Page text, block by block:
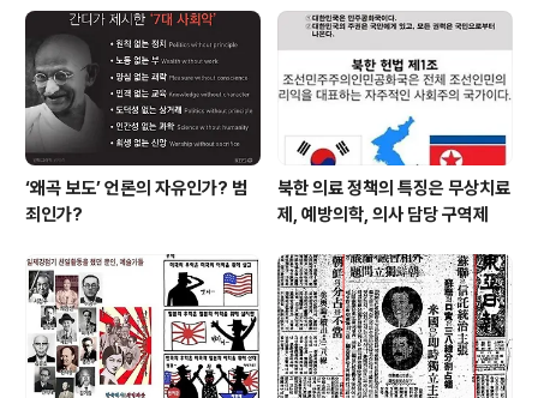
롬에 휩싸여 있다. '올바른 역사교과서'를 만들겠다고 한다.
지금까지 검인정 교과서는 김일성의 주체사상을 배우고 있
어 '국가와 국민의 미래를 위해서…' 역사교과서를 검인정
이 아닌 국정제로 바꾸어야 한..
‘왜곡 보도’ 언론의 자유인가? 범
죄인가?
북한 의료 정책의 특징은 무상치료
제, 예방의학, 의사 담당 구역제